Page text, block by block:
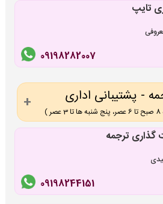
تایپ
09198282007
- پشتیبانی اداری
)
گذاری ترجمه
09198244151